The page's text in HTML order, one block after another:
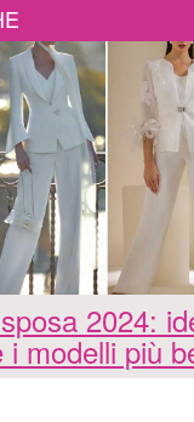
2024:
modelli più